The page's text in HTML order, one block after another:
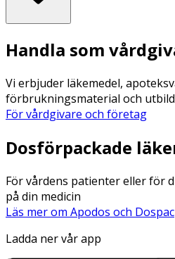
Handla som
Vi erbjuder läkemedel,
förbrukningsmaterial och
För vårdgivare och företag
Dosförpackade
För vårdens patienter eller för
på din medicin
Läs mer om Apodos och Dospac
Ladda ner vår app